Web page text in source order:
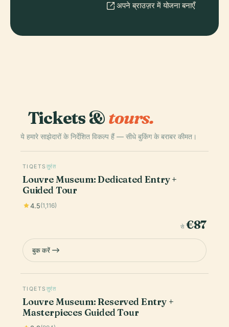
अपने ब्राउज़र में योजना बनाएँ
Tickets &tours.
ये हमारे साझेदारों के निर्देशित विकल्प हैं — सीधे बुकिंग के बराबर कीमत।
TIQETS तुरंत
Louvre Museum: Dedicated Entry +
Guided Tour
4.5(1,116)
से €87
बुक करें
TIQETS तुरंत
Louvre Museum: Reserved Entry +
Masterpieces Guided Tour